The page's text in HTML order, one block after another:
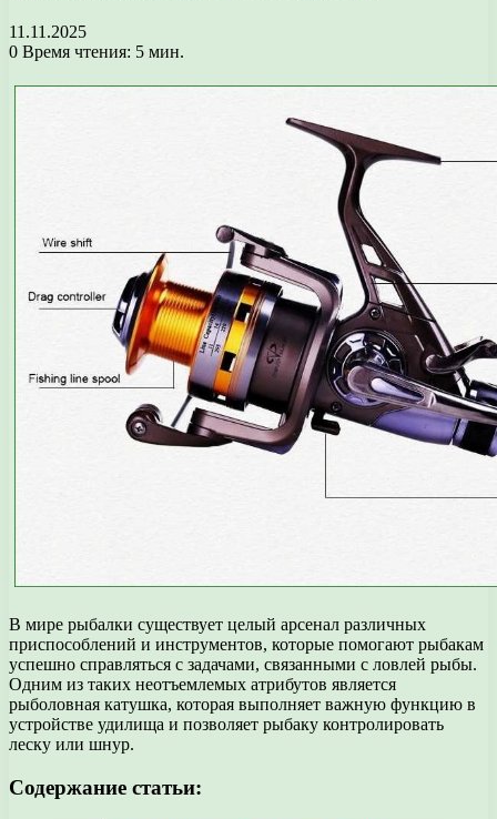
11.11.2025
0 Время чтения: 5 мин.
В мире рыбалки существует целый арсенал различных
приспособлений и инструментов, которые помогают рыбакам
успешно справляться с задачами, связанными с ловлей рыбы.
Одним из таких неотъемлемых атрибутов является
рыболовная катушка, которая выполняет важную функцию в
устройстве удилища и позволяет рыбаку контролировать
леску или шнур.
Содержание статьи: